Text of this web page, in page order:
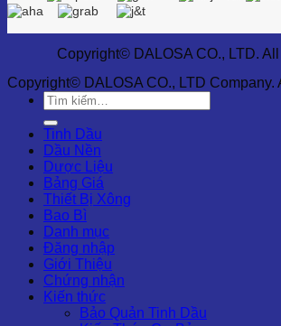
Copyright© DALOSA CO., LTD.
Copyright© DALOSA CO., LTD Company.
Tìm
kiếm:
Tinh Dầu
Dầu Nền
Dược Liệu
Bảng Giá
Thiết Bị Xông
Bao Bì
Danh mục
Đăng nhập
Giới Thiệu
Chứng nhận
Kiến thức
Bảo Quản Tinh Dầu